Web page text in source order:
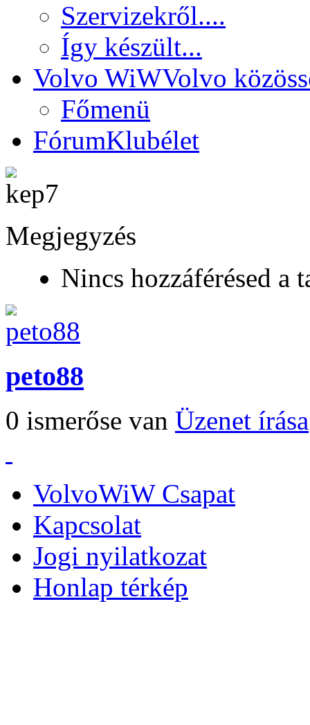
Szervizekről....
Így készült...
Volvo WiWVolvo
Főmenü
FórumKlubélet
Megjegyzés
Nincs hozzáférésed a
peto88
0 ismerőse van Üzenet írása
VolvoWiW Csapat
Kapcsolat
Jogi nyilatkozat
Honlap térkép